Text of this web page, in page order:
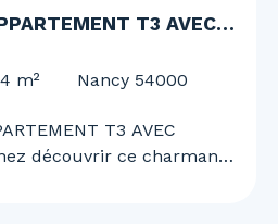
T3 AVEC
m² Nancy 54000
T3 AVEC
découvrir ce charmant